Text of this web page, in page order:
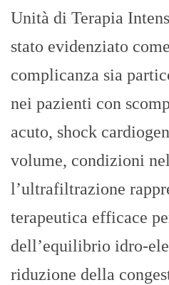
Unità di Terapia
stato evidenziato
complicanza sia
nei pazienti con
acuto, shock
volume, condizioni
l’ultrafiltrazione
terapeutica efficace
dell’equilibrio idro-
riduzione della